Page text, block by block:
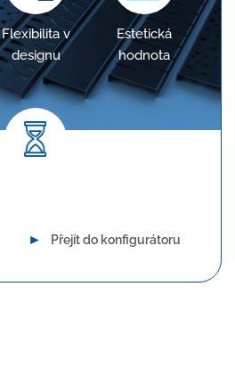
Flexibilita v
designu
Estetická
hodnota
► Přejít do konfigurátoru